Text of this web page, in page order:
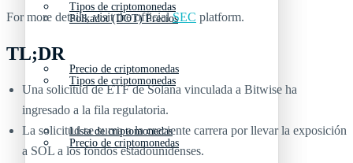
Tipos de criptomonedas
Precio de criptomonedas
Lista de criptomonedas
Polkadot (DOT) Precios
Tipos de criptomonedas
Precio de criptomonedas
For more details, visit the officialSEC platform.
TL;DR
Una solicitud de ETF de Solana vinculada a Bitwise ha
ingresado a la fila regulatoria.
La solicitud se suma a la creciente carrera por llevar la exposición
a SOL a los fondos estadounidenses.